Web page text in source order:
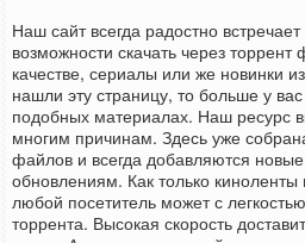
Наш сайт всегда радостно
возможности скачать через
качестве, сериалы или же новинки
нашли эту страницу, то больше у
подобных материалах. Наш ресурс
многим причинам. Здесь уже
файлов и всегда добавляются
обновлениям. Как только
любой посетитель может с
торрента. Высокая скорость